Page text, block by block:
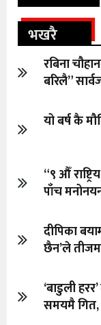
भखरै
रबिना
बरिलै”
यो बर्ष कै
“९ औँ
पाँच
दीपिका
छैन’ले
‘बाडुली
समयमै गित,